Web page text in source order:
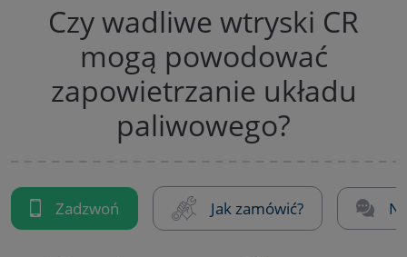
Czy wadliwe wtryski CR
mogą powodować
zapowietrzanie układu
paliwowego?
Zadzwoń Jak zamówić?